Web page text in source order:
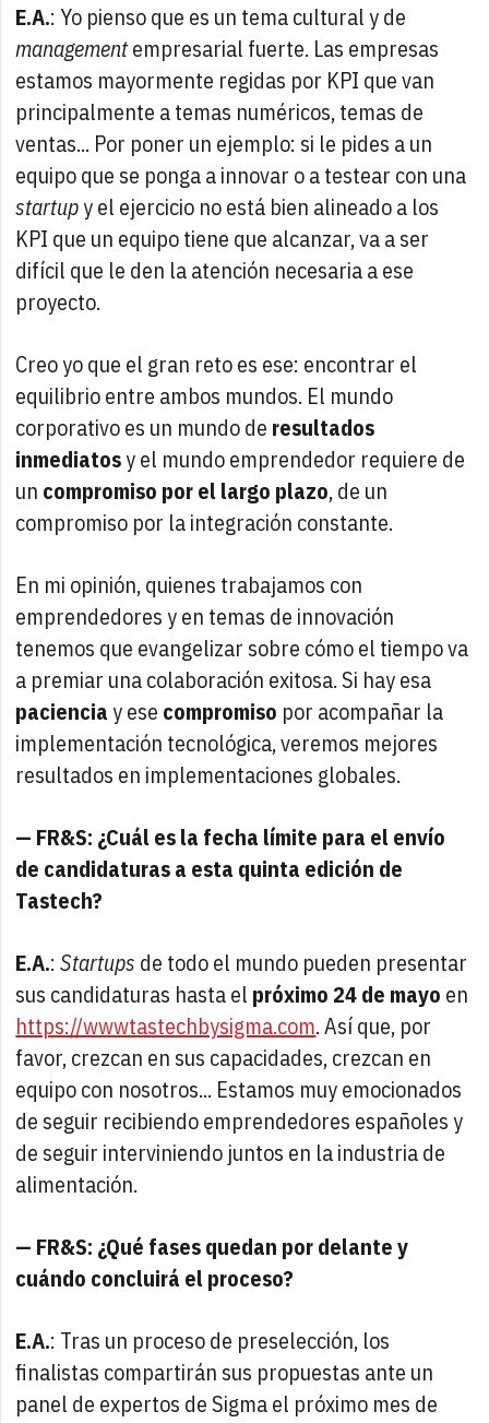
E.A.: Yo pienso que es un tema cultural y de
managementempresarial fuerte. Las empresas
estamos mayormente regidas por KPI que van
principalmente a temas numéricos, temas de
ventas... Por poner un ejemplo: si le pides a un
equipo que se ponga a innovar o a testear con una
startupy el ejercicio no está bien alineado a los
KPI que un equipo tiene que alcanzar, va a ser
difícil que le den la atención necesaria a ese
proyecto.
Creo yo que el gran reto es ese: encontrar el
equilibrio entre ambos mundos. El mundo
corporativo es un mundo de resultados
inmediatosy el mundo emprendedor requiere de
un compromiso por el largo plazo, de un
compromiso por la integración constante.
En mi opinión, quienes trabajamos con
emprendedores y en temas de innovación
tenemos que evangelizar sobre cómo el tiempo va
a premiar una colaboración exitosa. Si hay esa
pacienciay ese compromiso por acompañar la
implementación tecnológica, veremos mejores
resultados en implementaciones globales.
— FR&S: ¿Cuál es la fecha límite para el envío
de candidaturas a esta quinta edición de
Tastech?
E.A.:Startups de todo el mundo pueden presentar
sus candidaturas hasta el próximo 24 de mayo en
https://wwwtastechbysigma.com. Así que, por
favor, crezcan en sus capacidades, crezcan en
equipo con nosotros... Estamos muy emocionados
de seguir recibiendo emprendedores españoles y
de seguir interviniendo juntos en la industria de
alimentación.
— FR&S: ¿Qué fases quedan por delante y
cuándo concluirá el proceso?
E.A.: Tras un proceso de preselección, los
finalistas compartirán sus propuestas ante un
panel de expertos de Sigma el próximo mes de